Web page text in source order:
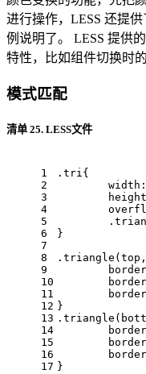
进行操作，LESS 还提
例说明了。 LESS 提供
特性，比如组件切换时
模式匹配
清单 25. LESS文件
1
2
3
4
5
6
7
8
9
10
11
12
13
14
15
16
17
.tri{
width
height
}
.triangle (top,
}
.triangle
}